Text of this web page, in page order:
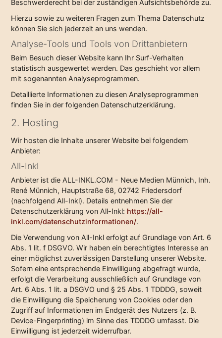
Beschwerderecht bei der zuständigen Aufsichtsbehörde zu.
Hierzu sowie zu weiteren Fragen zum Thema Datenschutz
können Sie sich jederzeit an uns wenden.
Analyse-Tools und Tools von Dritt­anbietern
Beim Besuch dieser Website kann Ihr Surf-Verhalten
statistisch ausgewertet werden. Das geschieht vor allem
mit sogenannten Analyseprogrammen.
Detaillierte Informationen zu diesen Analyseprogrammen
finden Sie in der folgenden Datenschutzerklärung.
2. Hosting
Wir hosten die Inhalte unserer Website bei folgendem
Anbieter:
All-Inkl
Anbieter ist die ALL-INKL.COM - Neue Medien Münnich, Inh.
René Münnich, Hauptstraße 68, 02742 Friedersdorf
(nachfolgend All-Inkl). Details entnehmen Sie der
Datenschutzerklärung von All-Inkl: https://all-
inkl.com/datenschutzinformationen/.
Die Verwendung von All-Inkl erfolgt auf Grundlage von Art. 6
Abs. 1 lit. f DSGVO. Wir haben ein berechtigtes Interesse an
einer möglichst zuverlässigen Darstellung unserer Website.
Sofern eine entsprechende Einwilligung abgefragt wurde,
erfolgt die Verarbeitung ausschließlich auf Grundlage von
Art. 6 Abs. 1 lit. a DSGVO und § 25 Abs. 1 TDDDG, soweit
die Einwilligung die Speicherung von Cookies oder den
Zugriff auf Informationen im Endgerät des Nutzers (z. B.
Device-Fingerprinting) im Sinne des TDDDG umfasst. Die
Einwilligung ist jederzeit widerrufbar.